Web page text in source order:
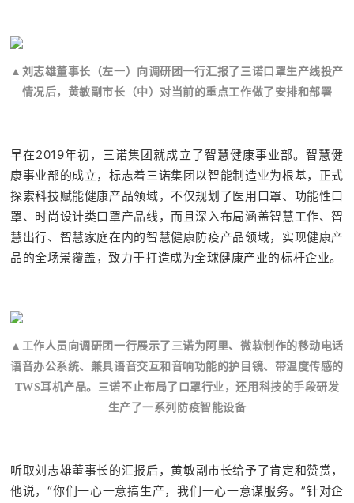
▲ 刘志雄董事长（左一） 向调研团一行汇报了三诺口罩生产线投产
情况后，黄敏副市长（中） 对当前的重点工作做了安排和部署
早在2019年初，三诺集团就成立了智慧健康事业部。智慧健
康事业部的成立，标志着三诺集团以智能制造业为根基，正式
探索科技赋能健康产品领域，不仅规划了医用口罩、功能性口
罩、时尚设计类口罩产品线，而且深入布局涵盖智慧工作、智
慧出行、智慧家庭在内的智慧健康防疫产品领域，实现健康产
品的全场景覆盖，致力于打造成为全球健康产业的标杆企业。
▲工作人员向调研团一行展示了三诺为阿里、微软制作的移动电话
语音办公系统、兼具语音交互和音响功能的护目镜、带温度传感的
TWS耳机产品。 三诺不止布局了口罩行业，还用科技的手段研发
生产了一系列防疫智能设备
听取刘志雄董事长的汇报后，黄敏副市长给予了肯定和赞赏，
他说，“你们一心一意搞生产，我们一心一意谋服务。”针对企